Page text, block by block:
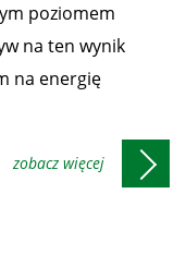
poziomem
na ten wynik
na energię